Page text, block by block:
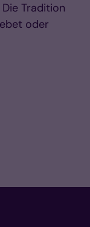
Tradition
oder